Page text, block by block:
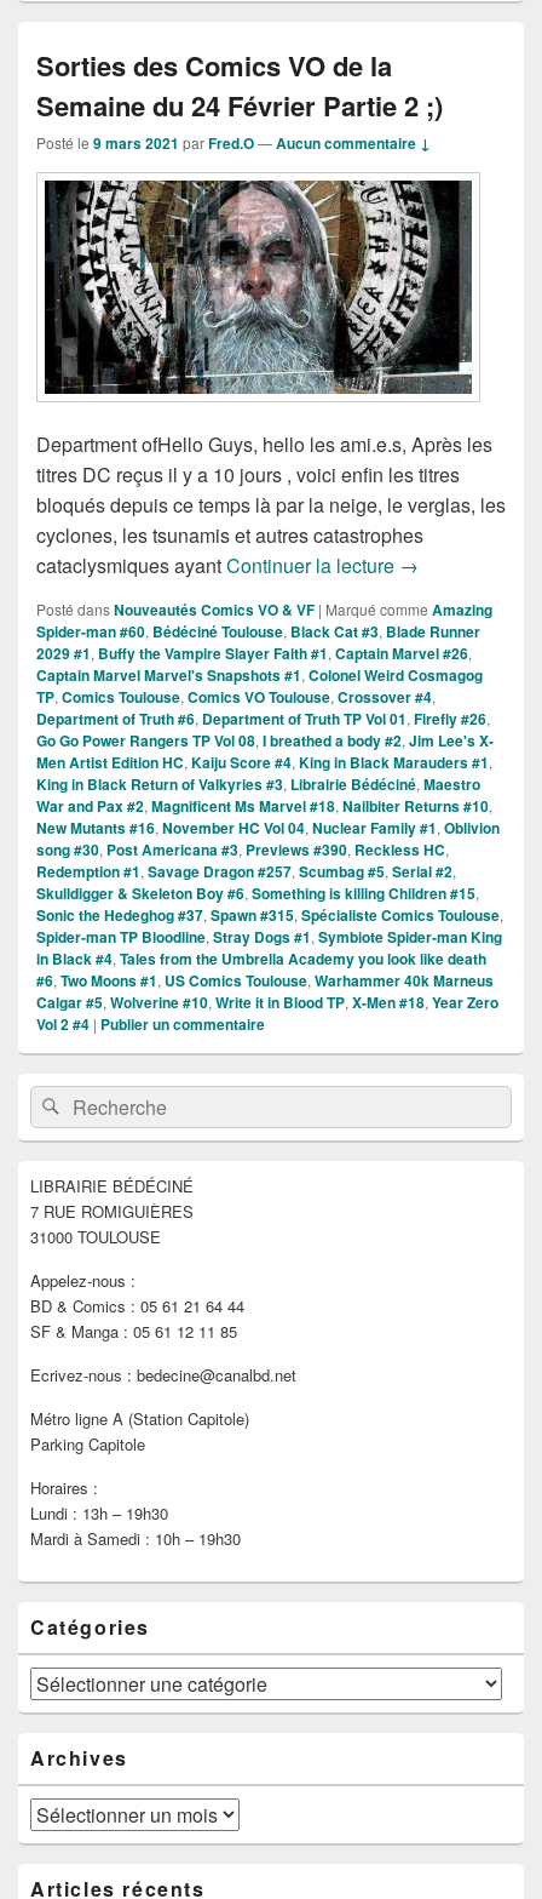
Sorties des Comics VO de la
Semaine du 24 Février Partie 2 ;)
Posté le 9 mars 2021 parFred.O—Aucun commentaire ↓
Department ofHello Guys, hello les ami.e.s, Après les
titres DC reçus il y a 10 jours , voici enfin les titres
bloqués depuis ce temps là par la neige, le verglas, les
cyclones, les tsunamis et autres catastrophes
cataclysmiques ayantContinuer la lecture Sorties des
→
Posté dansNouveautés Comics VO & VF | Marqué comme Amazing
Spider-man #60, Bédéciné Toulouse, Black Cat #3, Blade Runner
2029 #1, Buffy the Vampire Slayer Faith #1, Captain Marvel #26,
Captain Marvel Marvel's Snapshots #1, Colonel Weird Cosmagog
TP, Comics Toulouse, Comics VO Toulouse, Crossover #4,
Department of Truth #6, Department of Truth TP Vol 01, Firefly #26,
Go Go Power Rangers TP Vol 08, I breathed a body #2, Jim Lee's X-
Men Artist Edition HC, Kaiju Score #4, King in Black Marauders #1,
King in Black Return of Valkyries #3, Librairie Bédéciné, Maestro
War and Pax #2, Magnificent Ms Marvel #18, Nailbiter Returns #10,
New Mutants #16, November HC Vol 04, Nuclear Family #1, Oblivion
song #30, Post Americana #3, Previews #390, Reckless HC,
Redemption #1, Savage Dragon #257, Scumbag #5, Serial #2,
Skulldigger & Skeleton Boy #6, Something is killing Children #15,
Sonic the Hedeghog #37, Spawn #315, Spécialiste Comics Toulouse,
Spider-man TP Bloodline, Stray Dogs #1, Symbiote Spider-man King
in Black #4, Tales from the Umbrella Academy you look like death
#6, Two Moons #1, US Comics Toulouse, Warhammer 40k Marneus
Calgar #5, Wolverine #10, Write it in Blood TP, X-Men #18, Year Zero
Vol 2 #4 | Publier un commentaire
Zone
principale
de
widget
barre
latérale
Recherche :Rechercher
LIBRAIRIE BÉDÉCINÉ
7 RUE ROMIGUIÈRES
31000 TOULOUSE
Appelez-nous :
BD & Comics : 05 61 21 64 44
SF & Manga : 05 61 12 11 85
Ecrivez-nous : bedecine@canalbd.net
Métro ligne A (Station Capitole)
Parking Capitole
Horaires :
Lundi : 13h – 19h30
Mardi à Samedi : 10h – 19h30
Catégories
Catégories
Archives
Archives
Articles récents